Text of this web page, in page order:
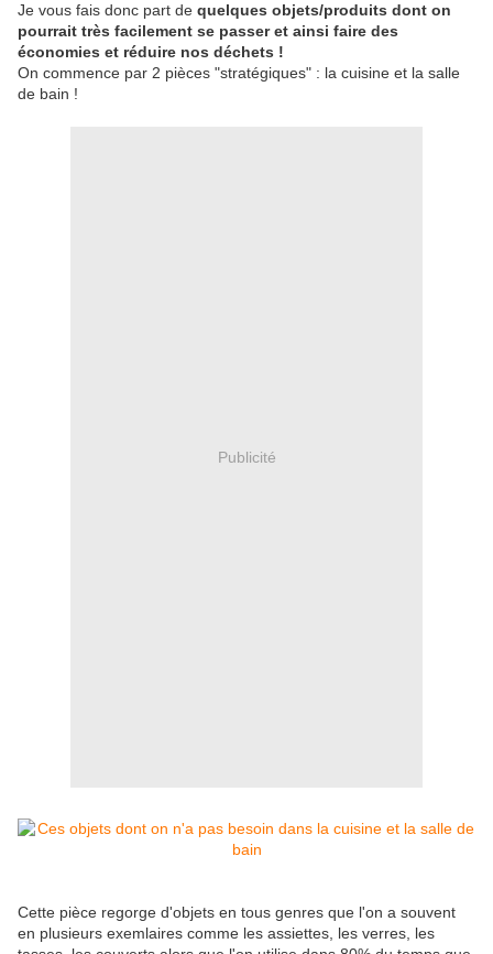
Je vous fais donc part de quelques objets/produits dont on
pourrait très facilement se passer et ainsi faire des
économies et réduire nos déchets !
On commence par 2 pièces "stratégiques" : la cuisine et la salle
de bain !
Publicité
Cette pièce regorge d'objets en tous genres que l'on a souvent
en plusieurs exemlaires comme les assiettes, les verres, les